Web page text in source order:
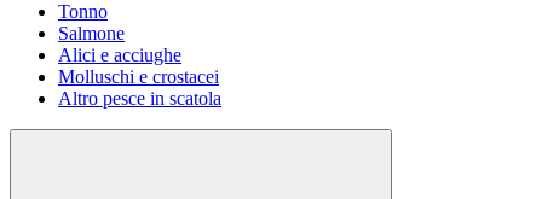
Tonno
Salmone
Alici e acciughe
Molluschi e crostacei
Altro pesce in scatola